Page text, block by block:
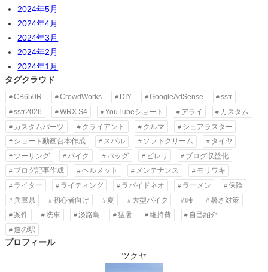
2024年5月
2024年4月
2024年3月
2024年2月
2024年1月
タグクラウド
CB650R CrowdWorks DIY GoogleAdSense
sstr
sstr2026
WRX S4 YouTubeショート アライ
カスタム
カスタムパーツ
クライアント クルマ
シュアラスター
ショート動画台本作成
スバル ソフトクリーム
タイヤ
ツーリング
バイク バッグ ピレリ
ブログ収益化
ブログ記事作成
ヘルメット メンテナンス
モリワキ
ライター
ライティング ラパイドネオ ラーメン
保険
兵庫県
初心者向け 夏 大型バイク 峠
暑さ対策
案件
洗車 淡路島 猛暑 維持費
自己紹介
道の駅
プロフィール
ツクヤ